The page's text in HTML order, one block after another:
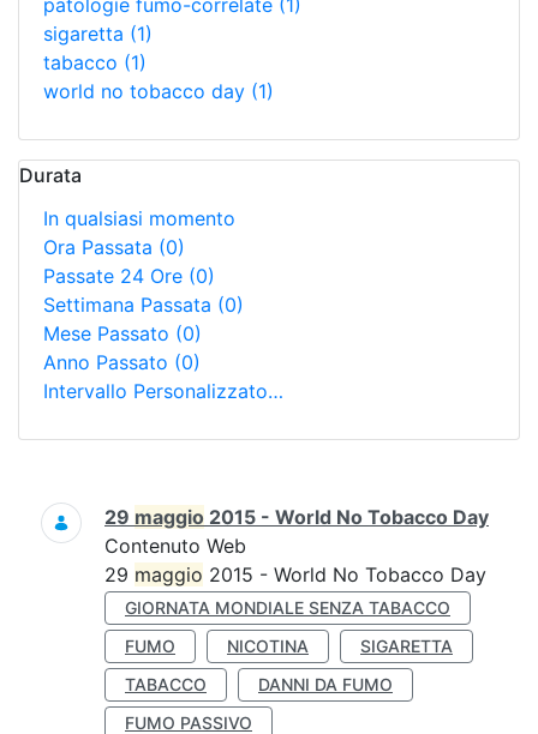
patologie fumo-correlate (1)
sigaretta (1)
tabacco (1)
world no tobacco day (1)
Durata
In qualsiasi momento
Ora Passata (0)
Passate 24 Ore (0)
Settimana Passata (0)
Mese Passato (0)
Anno Passato (0)
Intervallo Personalizzato…
Ricerca
29 maggio 2015 - World No Tobacco Day
Contenuto Web
29 maggio 2015 - World No Tobacco Day
GIORNATA MONDIALE SENZA TABACCO
FUMO
NICOTINA
SIGARETTA
TABACCO
DANNI DA FUMO
FUMO PASSIVO